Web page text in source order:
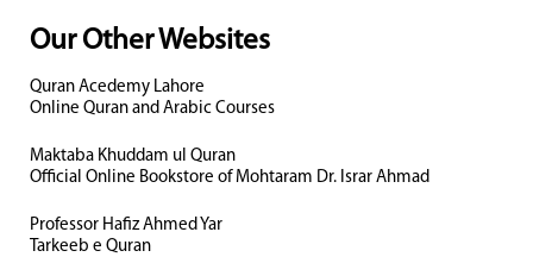
Our Other Websites
Quran Acedemy Lahore
Online Quran and Arabic Courses
Maktaba Khuddam ul Quran
Official Online Bookstore of Mohtaram Dr. Israr Ahmad
Professor Hafiz Ahmed Yar
Tarkeeb e Quran